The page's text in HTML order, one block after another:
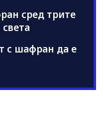
сред трите
с шафран да е